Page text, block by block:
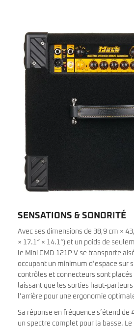
SENSATIONS & SONORITÉ
Avec ses dimensions de 38,9 cm ×
× 17.1″ × 14.1″) et un poids de
le Mini CMD 121P V se transporte
occupant un minimum d’espace sur
contrôles et connecteurs sont
laissant que les sorties haut-
l’arrière pour une ergonomie
Sa réponse en fréquence s’étend de
un spectre complet pour la basse. Le